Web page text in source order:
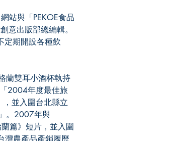
站與「PEKOE食品
意出版部總編輯。
定期開設各種飲
雙耳小酒杯執持
2004年度最佳旅
並入圍台北縣立
。2007年與
篇》短片，並入圍
灣農產品產銷履歷